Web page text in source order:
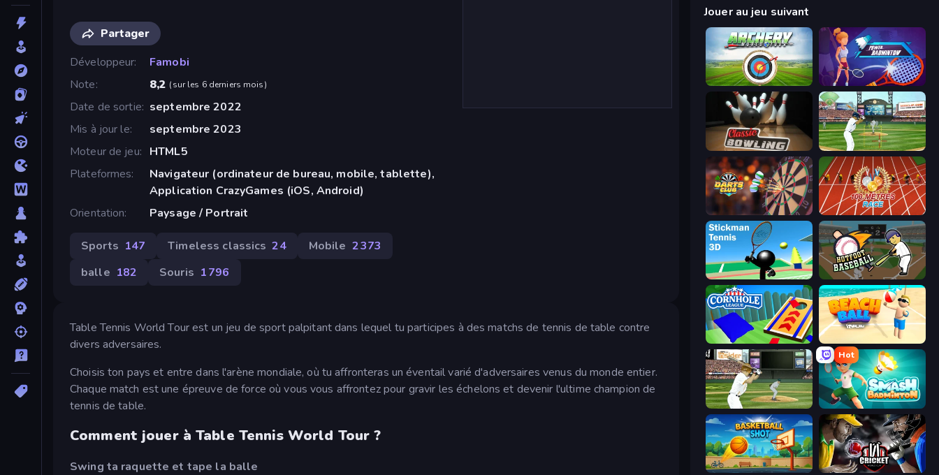
Partager
Développeur
Famobi
Note
8,2 (sur les 6 derniers mois)
Date de sortie septembre 2022
Mis à jour le
septembre 2023
Moteur de jeu
HTML5
Plateformes
Navigateur (ordinateur de bureau, mobile, tablette),
Application CrazyGames (iOS, Android)
Orientation
Paysage / Portrait
Sports 147 Timeless classics 24 Mobile 2 373
balle 182 Souris 1 796
Table Tennis World Tour est un jeu de sport palpitant dans lequel tu participes à des matchs de tennis de table contre
divers adversaires.
Choisis ton pays et entre dans l'arène mondiale, où tu affronteras un éventail varié d'adversaires venus du monde entier.
Chaque match est une épreuve de force où vous vous affrontez pour gravir les échelons et devenir l'ultime champion de
tennis de table.
Comment jouer à Table Tennis World Tour ?
Swing ta raquette et tape la balle
Jouer au jeu suivant
Archery World Tour Power Badminton
Classic Bowling Baseball
Darts Club 100 Meters Race
Stickman Tennis 3D Hotfoot Baseball
Cornhole League
ESPN Arcade Baseball
Hot
Smash Badminton
Basketball Shot Cricket World Cup